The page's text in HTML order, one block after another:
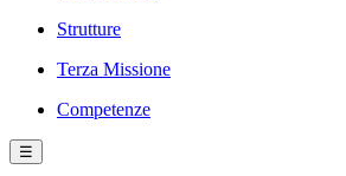
Strutture
Terza Missione
Competenze
☰